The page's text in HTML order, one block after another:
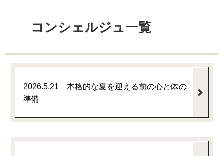
コンシェルジュ一覧
2026.5.21 本格的な夏を迎える前の心と体の
準備